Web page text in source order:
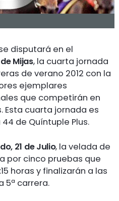
disputará en el
Mijas, la cuarta jornada
de verano 2012 con la
ejemplares
que competirán en
Esta cuarta jornada es
de Quíntuple Plus.
21 de Julio, la velada de
por cinco pruebas que
horas y finalizarán a las
5ª carrera.